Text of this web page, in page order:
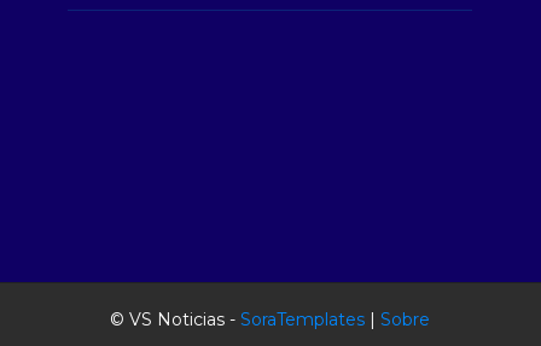
© VS Noticias -SoraTemplates |Sobre